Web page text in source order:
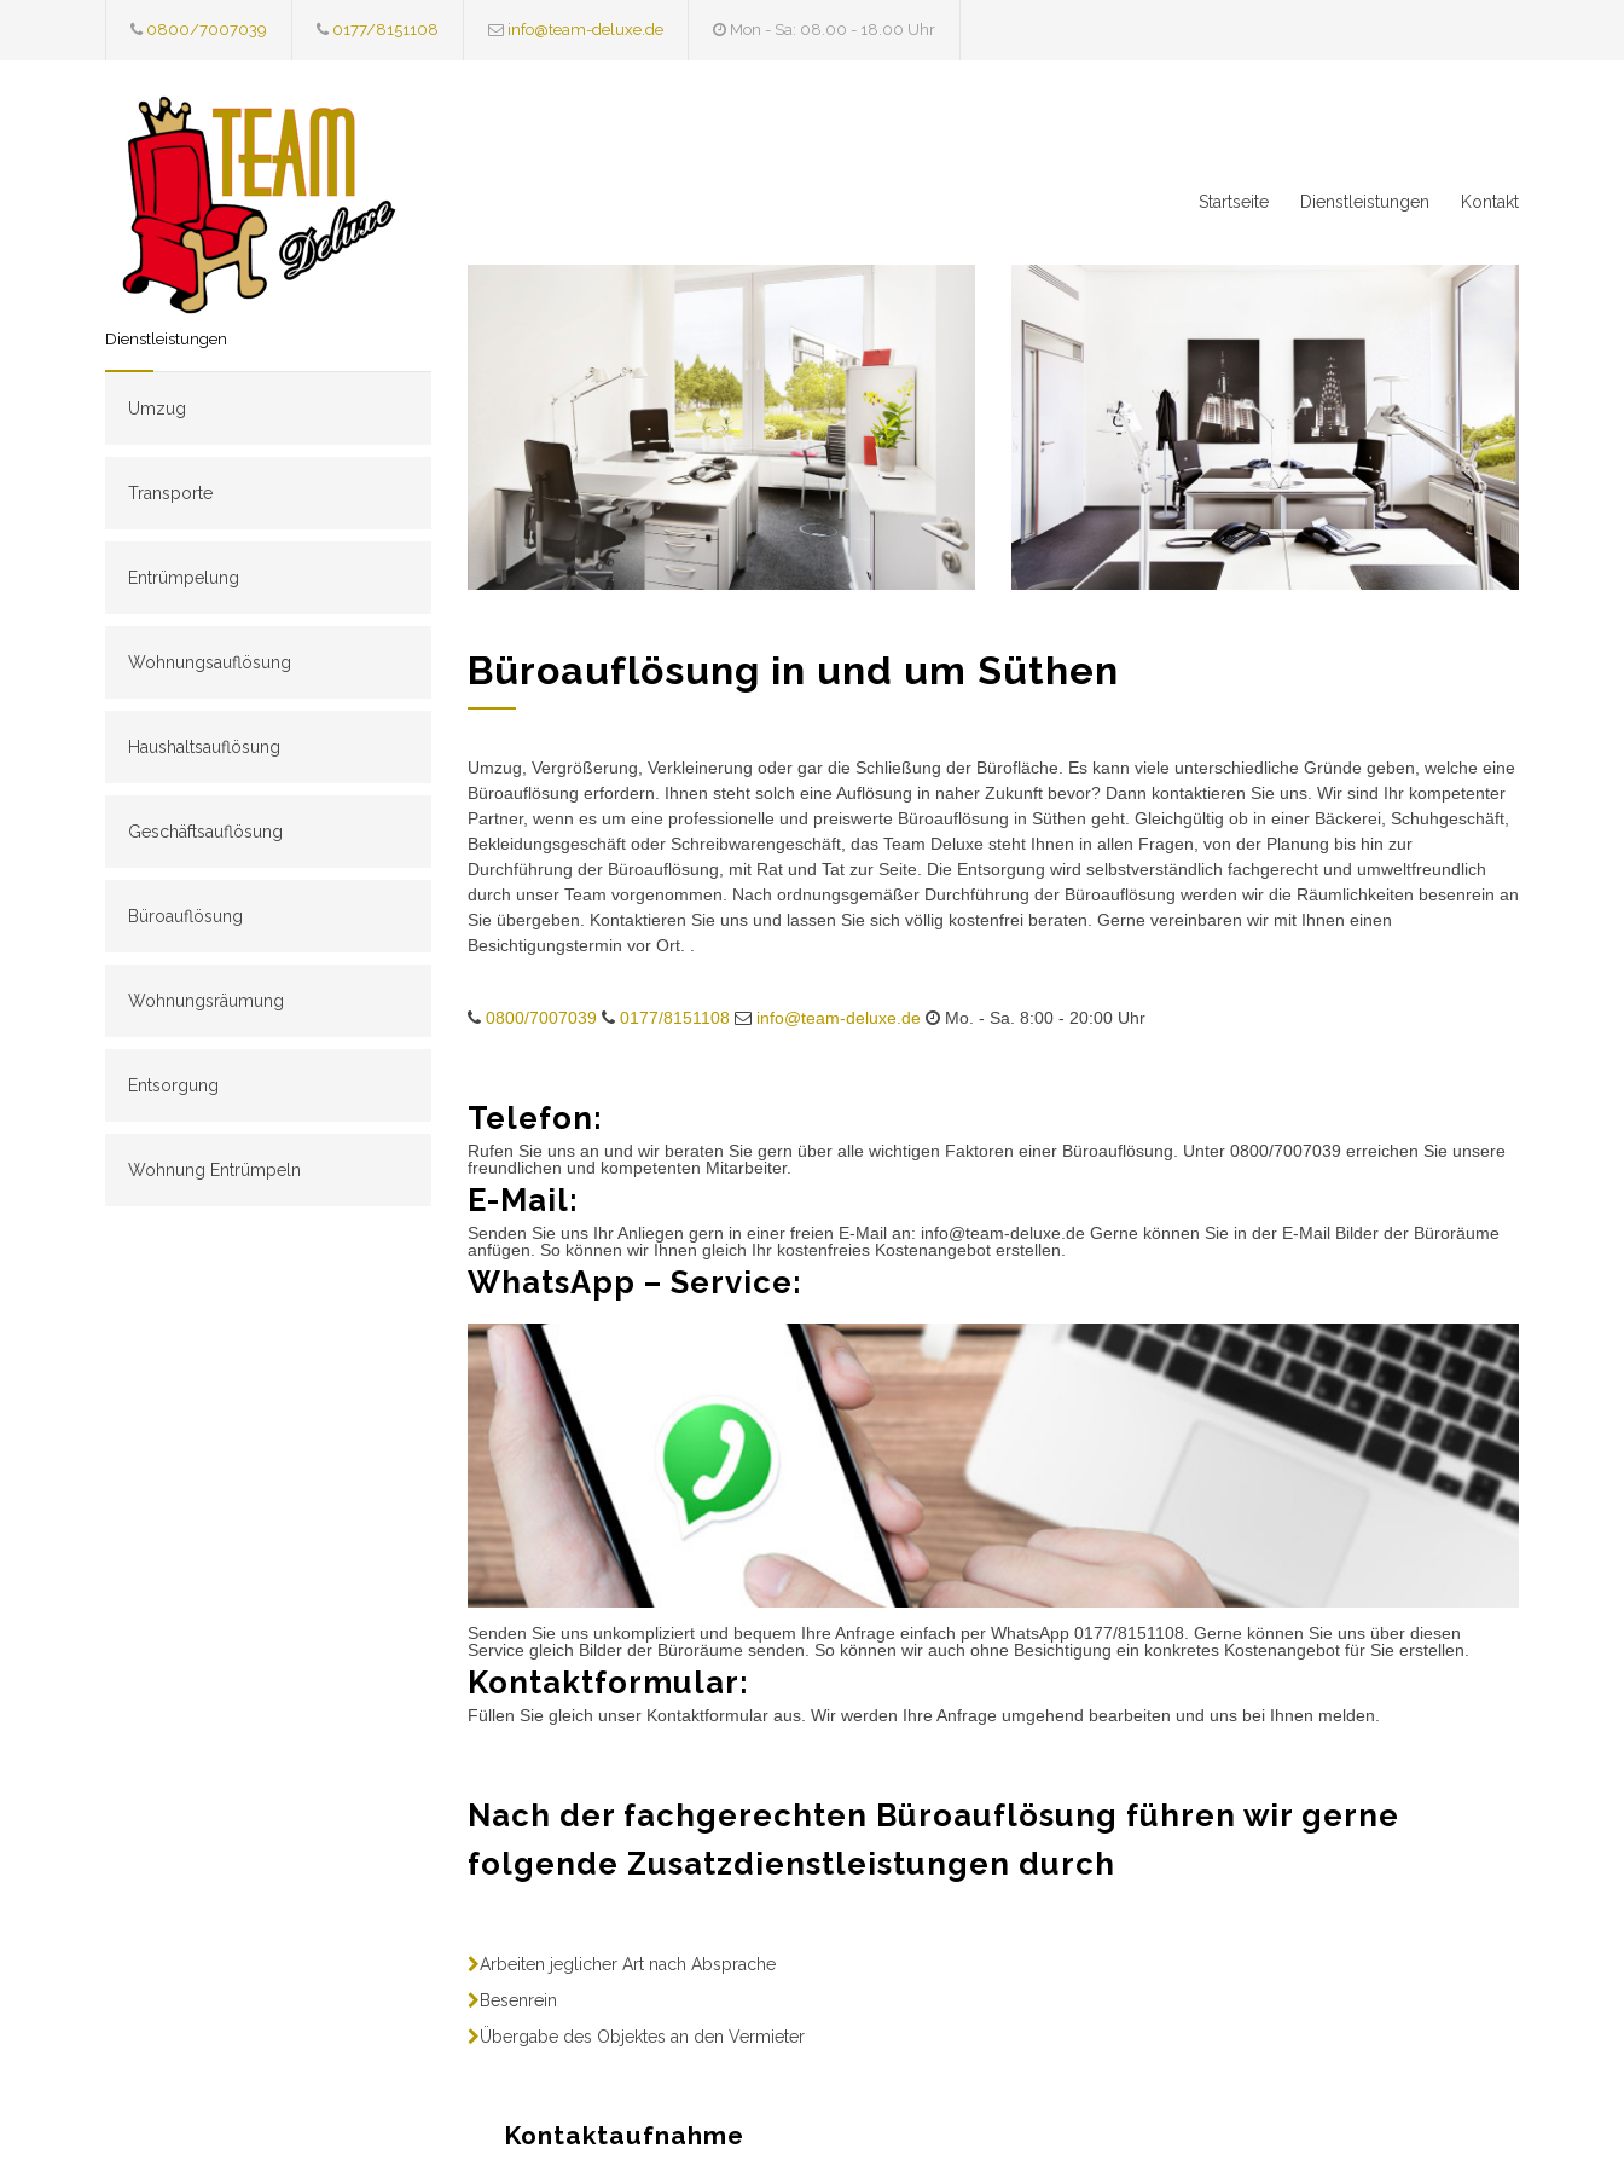
0800/7007039 0177/8151108 info@team-deluxe.de Mon - Sa: 08.00 - 18.00 Uhr
Startseite Dienstleistungen Kontakt
Dienstleistungen
Umzug
Transporte
Entrümpelung
Wohnungsauflösung
Haushaltsauflösung
Geschäftsauflösung
Büroauflösung
Wohnungsräumung
Entsorgung
Wohnung Entrümpeln
Büroauflösung in und um Süthen
Umzug, Vergrößerung, Verkleinerung oder gar die Schließung der Bürofläche. Es kann viele unterschiedliche Gründe geben, welche eine
Büroauflösung erfordern. Ihnen steht solch eine Auflösung in naher Zukunft bevor? Dann kontaktieren Sie uns. Wir sind Ihr kompetenter
Partner, wenn es um eine professionelle und preiswerte Büroauflösung in Süthen geht. Gleichgültig ob in einer Bäckerei, Schuhgeschäft,
Bekleidungsgeschäft oder Schreibwarengeschäft, das Team Deluxe steht Ihnen in allen Fragen, von der Planung bis hin zur
Durchführung der Büroauflösung, mit Rat und Tat zur Seite. Die Entsorgung wird selbstverständlich fachgerecht und umweltfreundlich
durch unser Team vorgenommen. Nach ordnungsgemäßer Durchführung der Büroauflösung werden wir die Räumlichkeiten besenrein an
Sie übergeben. Kontaktieren Sie uns und lassen Sie sich völlig kostenfrei beraten. Gerne vereinbaren wir mit Ihnen einen
Besichtigungstermin vor Ort. .
0800/7007039 0177/8151108 info@team-deluxe.de Mo. - Sa. 8:00 - 20:00 Uhr
Telefon:
Rufen Sie uns an und wir beraten Sie gern über alle wichtigen Faktoren einer Büroauflösung. Unter 0800/7007039 erreichen Sie unsere
freundlichen und kompetenten Mitarbeiter.
E-Mail:
Senden Sie uns Ihr Anliegen gern in einer freien E-Mail an: info@team-deluxe.de Gerne können Sie in der E-Mail Bilder der Büroräume
anfügen. So können wir Ihnen gleich Ihr kostenfreies Kostenangebot erstellen.
WhatsApp – Service:
Senden Sie uns unkompliziert und bequem Ihre Anfrage einfach per WhatsApp 0177/8151108. Gerne können Sie uns über diesen
Service gleich Bilder der Büroräume senden. So können wir auch ohne Besichtigung ein konkretes Kostenangebot für Sie erstellen.
Kontaktformular:
Füllen Sie gleich unser Kontaktformular aus. Wir werden Ihre Anfrage umgehend bearbeiten und uns bei Ihnen melden.
Nach der fachgerechten Büroauflösung führen wir gerne
folgende Zusatzdienstleistungen durch
Arbeiten jeglicher Art nach Absprache
Besenrein
Übergabe des Objektes an den Vermieter
Kontaktaufnahme